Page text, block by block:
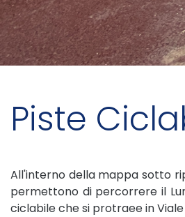
Piste
All'interno della mappa sotto
permettono di percorrere il
ciclabile che si protraee in